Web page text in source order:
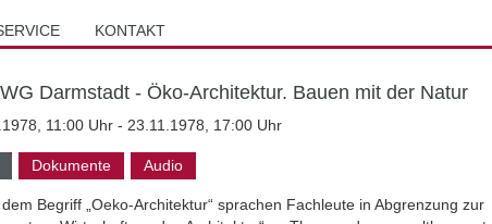
KONTAKT
Darmstadt - Öko-Architektur. Bauen mit der Natur
11:00 Uhr - 23.11.1978, 17:00 Uhr
Dokumente Audio
Begriff „Oeko-Architektur“ sprachen Fachleute in Abgrenzung zur